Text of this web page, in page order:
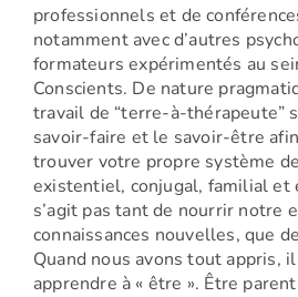
professionnels et de
notamment avec d’autres
formateurs expérimentés au
Conscients. De nature
travail de “terre-à-thérapeute”
savoir-faire et le savoir-être
trouver votre propre système
existentiel, conjugal, familial et
s’agit pas tant de nourrir notre
connaissances nouvelles, que
Quand nous avons tout appris,
apprendre à « être ». Être